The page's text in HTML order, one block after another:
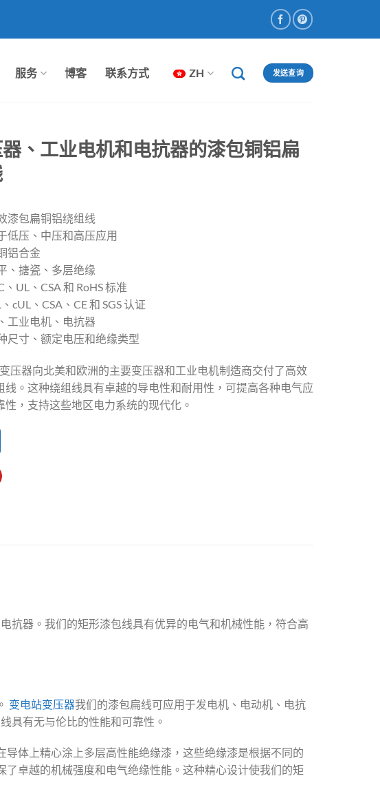
服务 博客 联系方式 ZH 发送查询
、工业电机和电抗器的漆包铜铝扁
漆包扁铜铝绕组线
低压、中压和高压应用
铝合金
、搪瓷、多层绝缘
、UL、CSA 和 RoHS 标准
cUL、CSA、CE 和 SGS 认证
工业电机、电抗器
尺寸、额定电压和绝缘类型
压器向北美和欧洲的主要变压器和工业电机制造商交付了高效
线。这种绕组线具有卓越的导电性和耐用性，可提高各种电气应
性，支持这些地区电力系统的现代化。
抗器。我们的矩形漆包线具有优异的电气和机械性能，符合高
变电站变压器我们的漆包扁线可应用于发电机、电动机、电抗
具有无与伦比的性能和可靠性。
体上精心涂上多层高性能绝缘漆，这些绝缘漆是根据不同的
卓越的机械强度和电气绝缘性能。这种精心设计使我们的矩